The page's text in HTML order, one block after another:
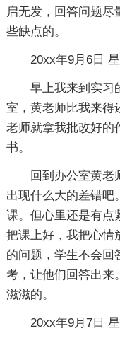
启无发，回答问题尽
些缺点的。
20xx年9月6日
早上我来到实习
室，黄老师比我来得
老师就拿我批改好的
书。
回到办公室黄老
出现什么大的差错吧
课。但心里还是有点
把课上好，我把心情
的问题，学生不会回
考，让他们回答出来
滋滋的。
20xx年9月7日